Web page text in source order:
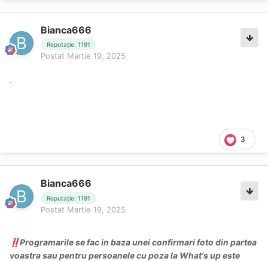
Bianca666
Reputație: 1191
Postat Martie 19, 2025
.
3
Bianca666
Reputație: 1191
Postat Martie 19, 2025
‼️Programarile se fac in baza unei confirmari foto din partea
voastra sau pentru persoanele cu poza la What's up este